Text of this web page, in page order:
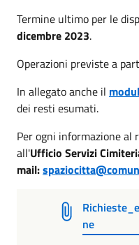
Termine ultimo per le
dicembre 2023.
Operazioni previste a
In allegato anche il
dei resti esumati.
Per ogni informazione
all'Ufficio Servizi
mail:
ne